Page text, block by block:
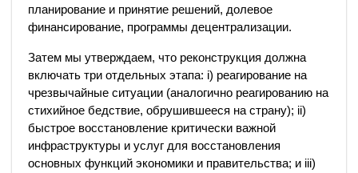
планирование и принятие решений, долевое
финансирование, программы децентрализации.
Затем мы утверждаем, что реконструкция должна
включать три отдельных этапа: i) реагирование на
чрезвычайные ситуации (аналогично реагированию на
стихийное бедствие, обрушившееся на страну); ii)
быстрое восстановление критически важной
инфраструктуры и услуг для восстановления
основных функций экономики и правительства; и iii)